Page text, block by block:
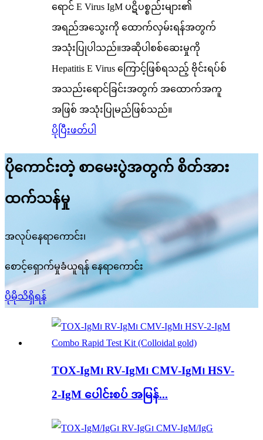
ရောင် E Virus IgM ပဋိပစ္စည်းများ၏
အရည်အသွေးကို ထောက်လှမ်းရန်အတွက်
အသုံးပြုပါသည်။အဆိုပါစစ်ဆေးမှုကို
Hepatitis E Virus ကြောင့်ဖြစ်ရသည့် ဗိုင်းရပ်စ်
အသည်းရောင်ခြင်းအတွက် အထောက်အကူ
အဖြစ် အသုံးပြုမည်ဖြစ်သည်။
ပိုပြီးဖတ်ပါ
ပိုကောင်းတဲ့ စာမေးပွဲအတွက် စိတ်အား
ထက်သန်မှု
အလုပ်နေရာကောင်း၊
စောင့်ရှောက်မှုခံယူရန် နေရာကောင်း
ပိုမိုသိရှိရန်
TOX-IgM၊ RV-IgM၊ CMV-IgM၊ HSV-
2-IgM ပေါင်းစပ် အမြန်...